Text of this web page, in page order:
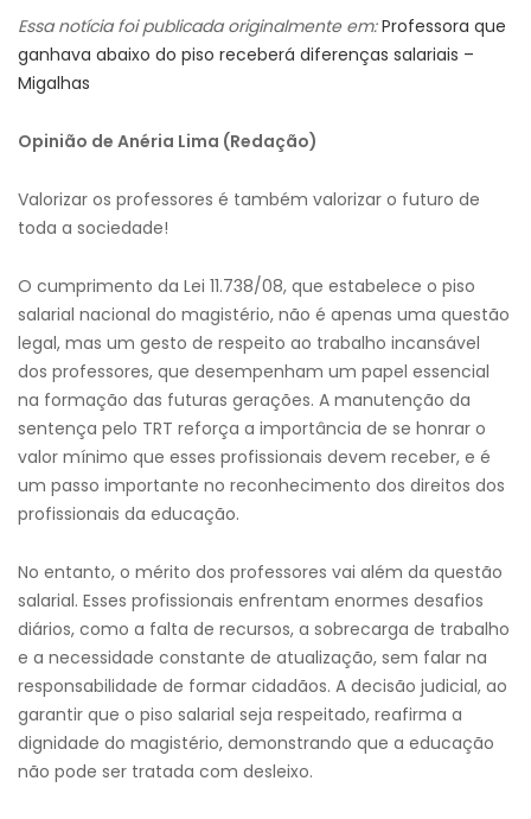
Essa notícia foi publicada originalmente em: Professora que
ganhava abaixo do piso receberá diferenças salariais –
Migalhas
Opinião de Anéria Lima (Redação)
Valorizar os professores é também valorizar o futuro de
toda a sociedade!
O cumprimento da Lei 11.738/08, que estabelece o piso
salarial nacional do magistério, não é apenas uma questão
legal, mas um gesto de respeito ao trabalho incansável
dos professores, que desempenham um papel essencial
na formação das futuras gerações. A manutenção da
sentença pelo TRT reforça a importância de se honrar o
valor mínimo que esses profissionais devem receber, e é
um passo importante no reconhecimento dos direitos dos
profissionais da educação.
No entanto, o mérito dos professores vai além da questão
salarial. Esses profissionais enfrentam enormes desafios
diários, como a falta de recursos, a sobrecarga de trabalho
e a necessidade constante de atualização, sem falar na
responsabilidade de formar cidadãos. A decisão judicial, ao
garantir que o piso salarial seja respeitado, reafirma a
dignidade do magistério, demonstrando que a educação
não pode ser tratada com desleixo.